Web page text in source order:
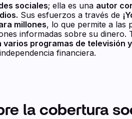
sociales; ella es una autor
Sus esfuerzos a través de
millones, lo que permite a las
informadas sobre su dinero.
programas de televisión
financiera.
la cobertura